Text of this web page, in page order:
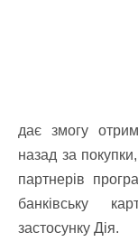
дає змогу
назад за
партнерів
банківську
застосунку Дія.